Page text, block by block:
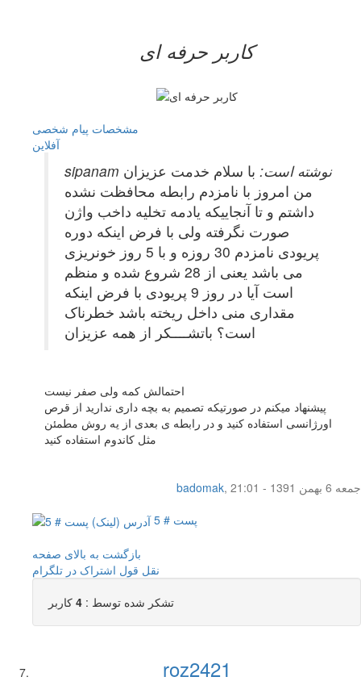
کاربر حرفه ای
مشخصات پیام شخصی
آفلاين
sipanam نوشته است: با سلام خدمت عزیزان
من امروز با نامزدم رابطه محافظت نشده
داشتم و تا آنجاییکه یادمه تخلیه داخب واژن
صورت نگرفته ولی با فرض اینکه دوره
پریودی نامزدم 30 روزه و با 5 روز خونریزی
می باشد یعنی از 28 شروع شده و منظم
است آیا در روز 9 پریودی با فرض اینکه
مقداری منی داخل ریخته باشد خطرناک
است؟ باتشــــکر از همه عزیزان
احتمالش کمه ولی صفر نیست
پیشنهاد میکنم در صورتیکه تصمیم به بچه داری ندارید از قرص
اورژانسی استفاده کنید و در رابطه ی بعدی از یه روش مطمئن
مثل کاندوم استفاده کنید
badomak,
جمعه 6 بهمن 1391 - 21:01
پست # 5
بازگشت به بالای صفحه
نقل قول اشتراک در تلگرام
تشکر شده توسط : 4 کاربر
roz2421